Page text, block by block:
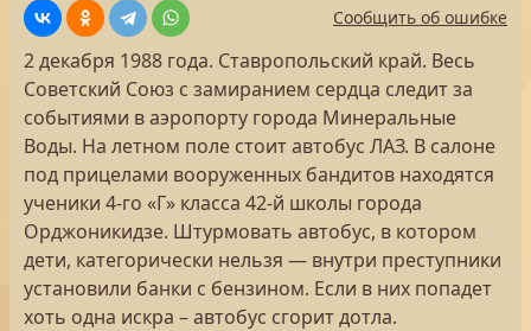
Сообщить об ошибке
2 декабря 1988 года. Ставропольский край. Весь
Советский Союз с замиранием сердца следит за
событиями в аэропорту города Минеральные
Воды. На летном поле стоит автобус ЛАЗ. В салоне
под прицелами вооруженных бандитов находятся
ученики 4-го «Г» класса 42-й школы города
Орджоникидзе. Штурмовать автобус, в котором
дети, категорически нельзя — внутри преступники
установили банки с бензином. Если в них попадет
хоть одна искра – автобус сгорит дотла.